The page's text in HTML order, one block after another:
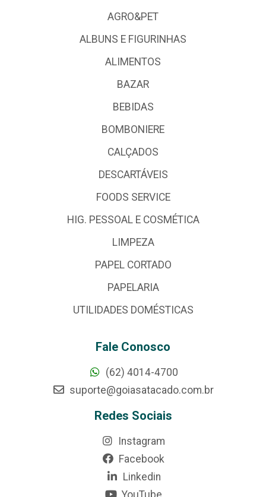
AGRO&PET
ALBUNS E FIGURINHAS
ALIMENTOS
BAZAR
BEBIDAS
BOMBONIERE
CALÇADOS
DESCARTÁVEIS
FOODS SERVICE
HIG. PESSOAL E COSMÉTICA
LIMPEZA
PAPEL CORTADO
PAPELARIA
UTILIDADES DOMÉSTICAS
Fale Conosco
(62) 4014-4700
suporte@goiasatacado.com.br
Redes Sociais
Instagram
Facebook
Linkedin
YouTube